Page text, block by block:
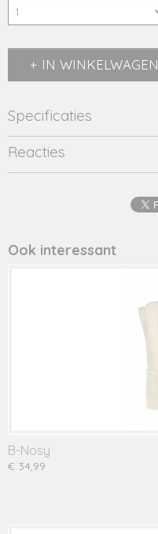
IN WINKELWAGEN
Specificaties
Productcode
Y408-5845-928-22138
Reacties
Ook interessant
B-Nosy
€ 34,99